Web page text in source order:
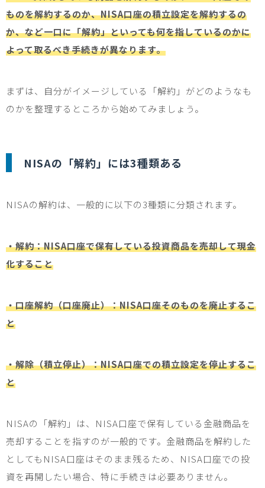
ものを解約するのか、NISA口座の積立設定を解約するの
か、など一口に「解約」といっても何を指しているのかに
よって取るべき手続きが異なります。
まずは、自分がイメージしている「解約」がどのようなも
のかを整理するところから始めてみましょう。
NISAの「解約」には3種類ある
NISAの解約は、一般的に以下の3種類に分類されます。
・解約：NISA口座で保有している投資商品を売却して現金
化すること
・口座解約（口座廃止）：NISA口座そのものを廃止するこ
と
・解除（積立停止）：NISA口座での積立設定を停止するこ
と
NISAの「解約」は、 NISA口座で保有している金融商品を
売却することを指すのが一般的です。金融商品を解約した
としても NISA口座はそのまま残るため、 NISA口座での投
資を再開したい場合、特に手続きは必要ありません。